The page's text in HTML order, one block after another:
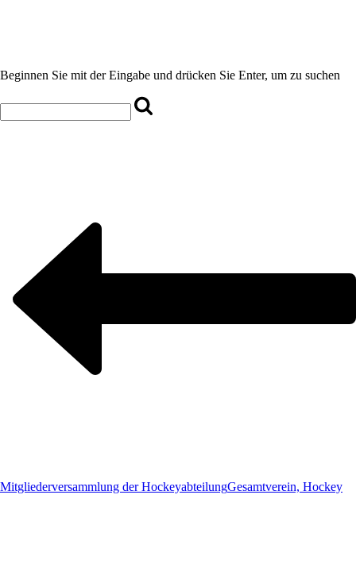
Beginnen Sie mit der Eingabe und drücken Sie Enter, um zu suchen
Mitgliederversammlung der HockeyabteilungGesamtverein, Hockey